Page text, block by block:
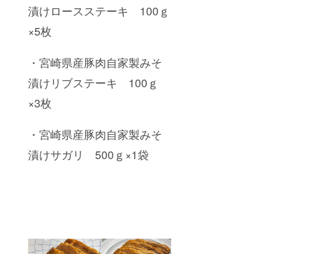
漬けロースステーキ 100ｇ
×5枚
・宮崎県産豚肉自家製みそ
漬けリブステーキ 100ｇ
×3枚
・宮崎県産豚肉自家製みそ
漬けサガリ 500ｇ×1袋